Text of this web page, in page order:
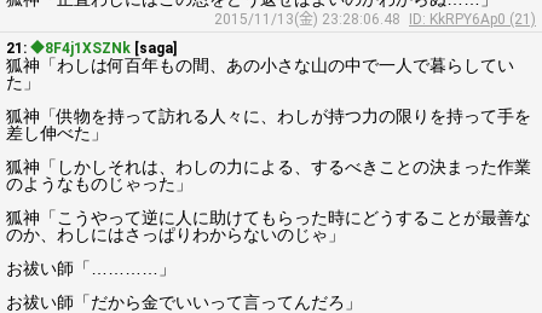
2015/11/13(金) 23:28:06.48
ID: KkRPY6Ap0 (21)
21: ◆8F4j1XSZNk [saga]
狐神「わしは何百年もの間、あの小さな山の中で一人で暮らしてい
た」
狐神「供物を持って訪れる人々に、わしが持つ力の限りを持って手を
差し伸べた」
狐神「しかしそれは、わしの力による、するべきことの決まった作業
のようなものじゃった」
狐神「こうやって逆に人に助けてもらった時にどうすることが最善な
のか、わしにはさっぱりわからないのじゃ」
お祓い師「…………」
お祓い師「だから金でいいって言ってんだろ」